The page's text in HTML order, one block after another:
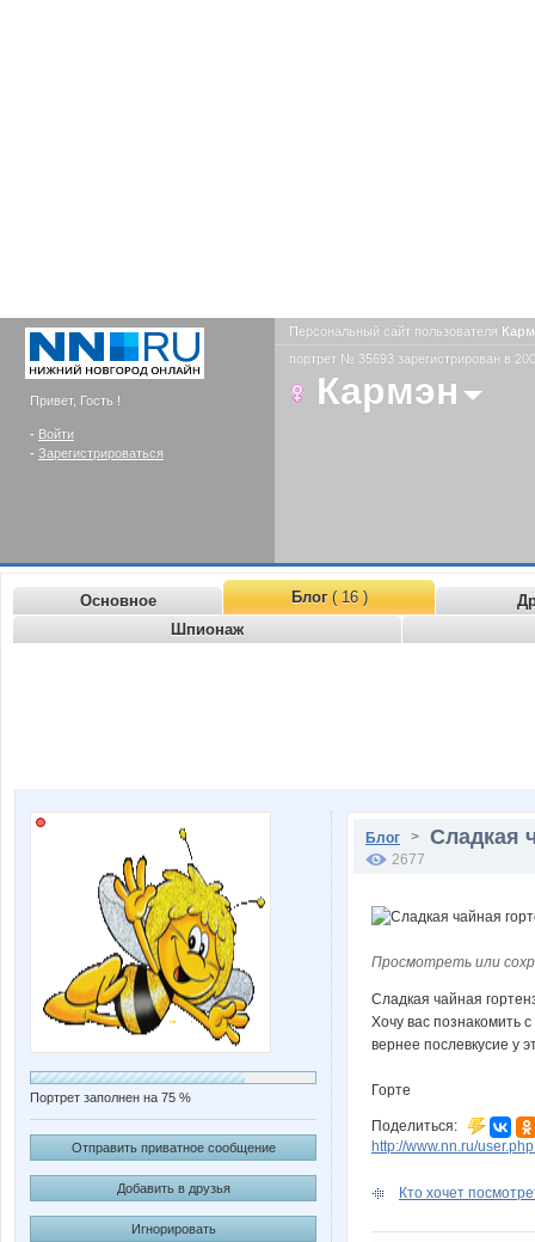
Привет, Гость !
- Войти
- Зарегистрироваться
Персональный сайт пользователя
портрет № 35693 зарегистрирован в
Кармэн
Основное Блог( 16 )
Шпионаж
Портрет заполнен на 75 %
Отправить приватное сообщение
Добавить в друзья
Игнорировать
Блог > Сладкая
2677
Просмотреть или
Сладкая чайная
Хочу вас познакомить
вернее послевкусие у
Горте
Поделиться:
http://www.nn.ru/
Кто хочет